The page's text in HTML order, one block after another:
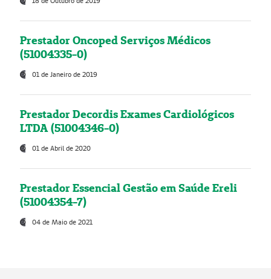
Prestador Oncoped Serviços Médicos
(51004335-0)
01 de Janeiro de 2019
Prestador Decordis Exames Cardiológicos
LTDA (51004346-0)
01 de Abril de 2020
Prestador Essencial Gestão em Saúde Ereli
(51004354-7)
04 de Maio de 2021